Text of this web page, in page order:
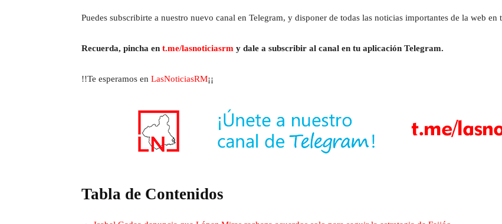
Puedes subscribirte a nuestro nuevo canal en Telegram, y disponer de todas las noticias importantes de la web en
Recuerda, pincha en t.me/lasnoticiasrm y dale a subscribir al canal en tu aplicación Telegram.
!!Te esperamos en LasNoticiasRM¡¡
Tabla de Contenidos